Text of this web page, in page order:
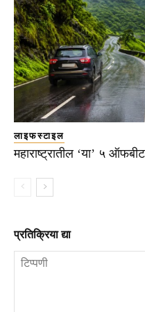
लाइफस्टाइल
महाराष्ट्रातील ‘या’ ५
प्रतिक्रिया द्या